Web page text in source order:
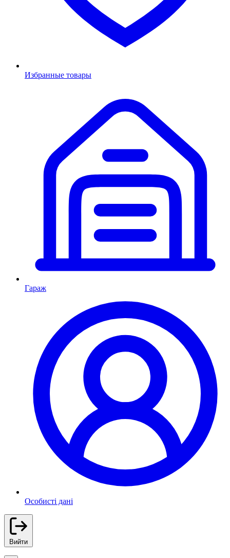
Избранные товары
Гараж
Особисті дані
Вийти